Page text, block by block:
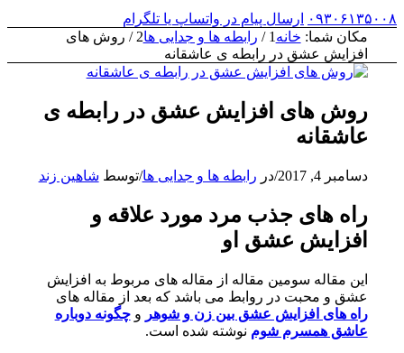
۰۹۳۰۶۱۳۵۰۰۸
ارسال پیام در واتساپ یا تلگرام
مکان شما: خانه 1
/ رابطه ها و جدایی ها2
/ روش های
افزایش عشق در رابطه ی عاشقانه
روش های افزایش عشق در رابطه ی
عاشقانه
دسامبر 4, 2017 /در رابطه ها و جدایی ها/توسط شاهین زند
راه های جذب مرد مورد علاقه و
افزایش عشق او
این مقاله سومین مقاله از مقاله های مربوط به افزایش
عشق و محبت در روابط می باشد که بعد از مقاله های
راه های افزایش عشق بین زن و شوهر وچگونه دوباره
عاشق همسرم شوم نوشته شده است.